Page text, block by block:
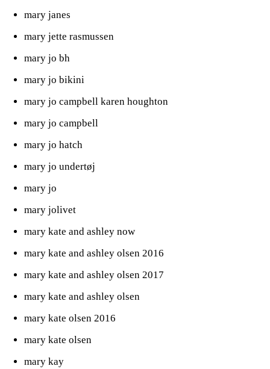
mary janes
mary jette rasmussen
mary jo bh
mary jo bikini
mary jo campbell karen houghton
mary jo campbell
mary jo hatch
mary jo undertøj
mary jo
mary jolivet
mary kate and ashley now
mary kate and ashley olsen 2016
mary kate and ashley olsen 2017
mary kate and ashley olsen
mary kate olsen 2016
mary kate olsen
mary kay